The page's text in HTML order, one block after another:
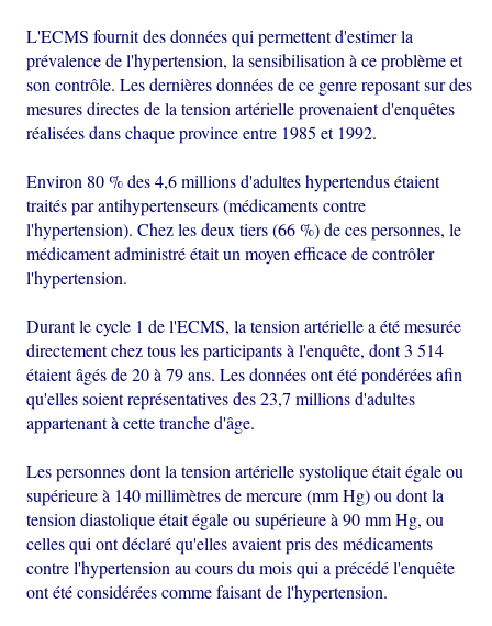
L'ECMS fournit des données qui permettent d'estimer la
prévalence de l'hypertension, la sensibilisation à ce problème et
son contrôle. Les dernières données de ce genre reposant sur des
mesures directes de la tension artérielle provenaient d'enquêtes
réalisées dans chaque province entre 1985 et 1992.
Environ 80 % des 4,6 millions d'adultes hypertendus étaient
traités par antihypertenseurs (médicaments contre
l'hypertension). Chez les deux tiers (66 %) de ces personnes, le
médicament administré était un moyen efficace de contrôler
l'hypertension.
Durant le cycle 1 de l'ECMS, la tension artérielle a été mesurée
directement chez tous les participants à l'enquête, dont 3 514
étaient âgés de 20 à 79 ans. Les données ont été pondérées afin
qu'elles soient représentatives des 23,7 millions d'adultes
appartenant à cette tranche d'âge.
Les personnes dont la tension artérielle systolique était égale ou
supérieure à 140 millimètres de mercure (mm Hg) ou dont la
tension diastolique était égale ou supérieure à 90 mm Hg, ou
celles qui ont déclaré qu'elles avaient pris des médicaments
contre l'hypertension au cours du mois qui a précédé l'enquête
ont été considérées comme faisant de l'hypertension.